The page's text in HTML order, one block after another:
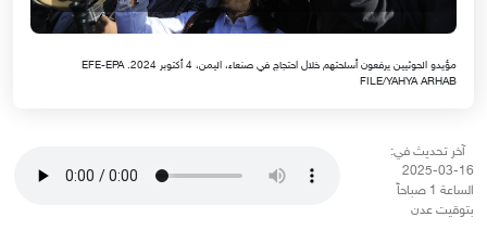
مؤيدو الحوثيين يرفعون أسلحتهم خلال احتجاج في صنعاء، اليمن، 4 أكتوبر 2024. EFE-EPA
FILE/YAHYA ARHAB
آخر تحديث في:
16-03-2025
الساعة 1 صباحاً
بتوقيت عدن